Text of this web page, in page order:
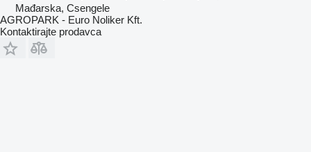
Mađarska, Csengele
AGROPARK - Euro Noliker Kft.
Kontaktirajte prodavca